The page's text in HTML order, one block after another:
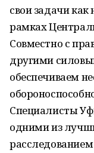
свои задачи как
рамках
Совместно с
другими
обеспечиваем
Специалисты
одними из